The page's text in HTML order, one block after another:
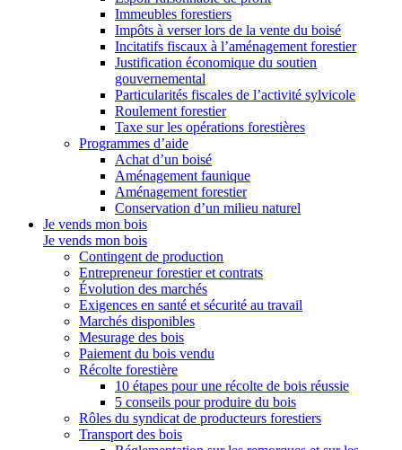
Immeubles forestiers
Impôts à verser lors de la vente du boisé
Incitatifs fiscaux à l’aménagement forestier
Justification économique du soutien
gouvernemental
Particularités fiscales de l’activité sylvicole
Roulement forestier
Taxe sur les opérations forestières
Programmes d’aide
Achat d’un boisé
Aménagement faunique
Aménagement forestier
Conservation d’un milieu naturel
Je vends mon bois
Je vends mon bois
Contingent de production
Entrepreneur forestier et contrats
Évolution des marchés
Exigences en santé et sécurité au travail
Marchés disponibles
Mesurage des bois
Paiement du bois vendu
Récolte forestière
10 étapes pour une récolte de bois réussie
5 conseils pour produire du bois
Rôles du syndicat de producteurs forestiers
Transport des bois